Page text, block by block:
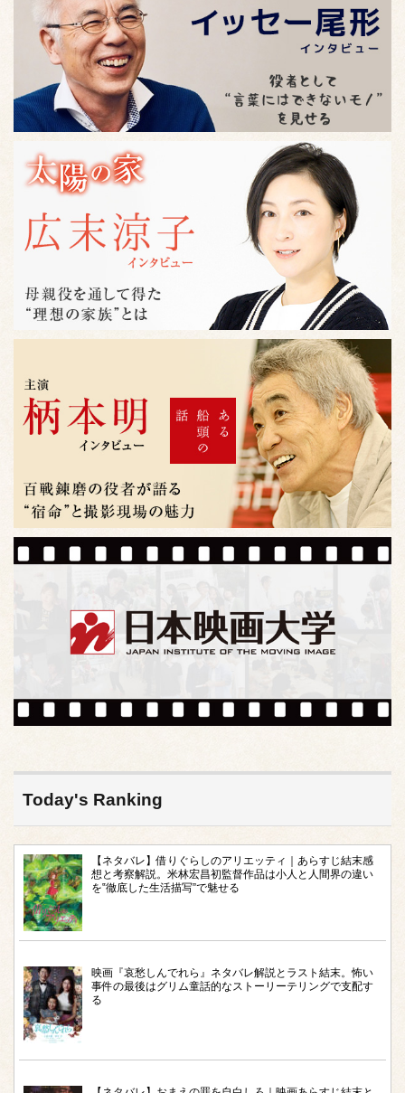
Today's Ranking
【ネタバレ】借りぐらしのアリエッティ｜あらすじ結末感
想と考察解説。米林宏昌初監督作品は小人と人間界の違い
を‟徹底した生活描写”で魅せる
映画『哀愁しんでれら』ネタバレ解説とラスト結末。怖い
事件の最後はグリム童話的なストーリーテリングで支配す
る